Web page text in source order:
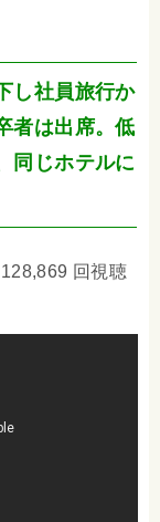
し社員旅行か
者は出席。低
同じホテルに
回視聴